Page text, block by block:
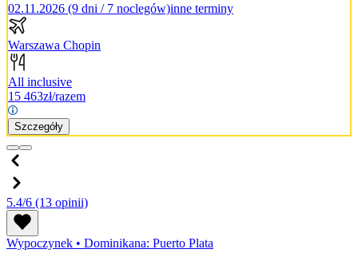
02.11.2026 (9 dni / 7 noclegów)inne terminy
Warszawa Chopin
All inclusive
15 463zł/razem
Szczegóły
5.4/6 (13 opinii)
Wypoczynek • Dominikana: Puerto Plata